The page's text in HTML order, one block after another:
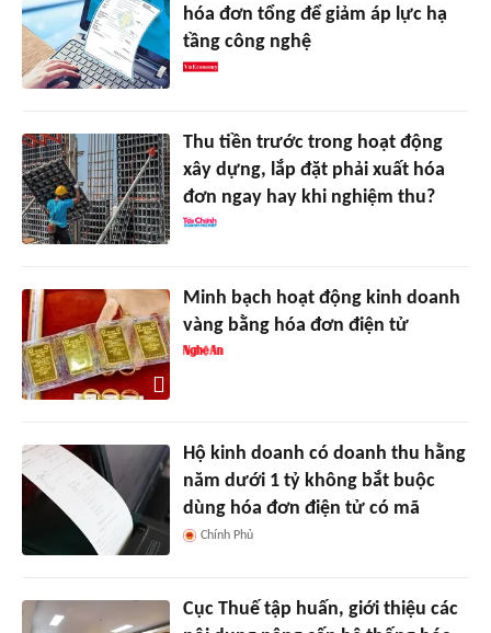
hóa đơn tổng để giảm áp lực hạ
tầng công nghệ
Thu tiền trước trong hoạt động
xây dựng, lắp đặt phải xuất hóa
đơn ngay hay khi nghiệm thu?
Minh bạch hoạt động kinh doanh
vàng bằng hóa đơn điện tử
Hộ kinh doanh có doanh thu hằng
năm dưới 1 tỷ không bắt buộc
dùng hóa đơn điện tử có mã
Chính Phủ
Cục Thuế tập huấn, giới thiệu các